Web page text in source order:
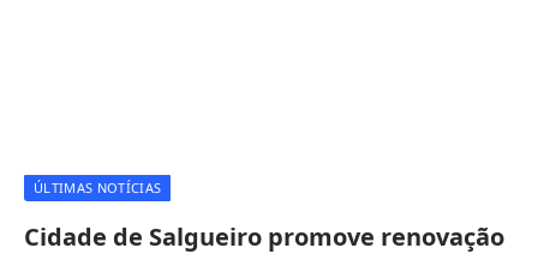
ÚLTIMAS NOTÍCIAS
Cidade de Salgueiro promove renovação